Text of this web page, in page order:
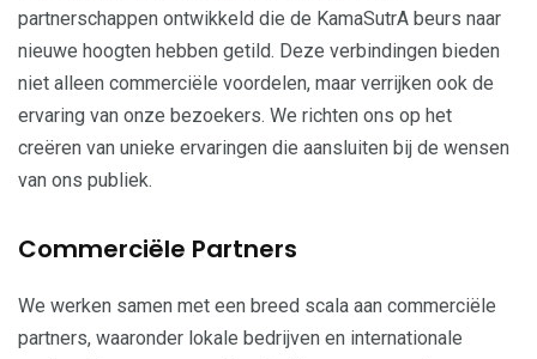
partnerschappen ontwikkeld die de KamaSutrA beurs naar
nieuwe hoogten hebben getild. Deze verbindingen bieden
niet alleen commerciële voordelen, maar verrijken ook de
ervaring van onze bezoekers. We richten ons op het
creëren van unieke ervaringen die aansluiten bij de wensen
van ons publiek.
Commerciële Partners
We werken samen met een breed scala aan commerciële
partners, waaronder lokale bedrijven en internationale